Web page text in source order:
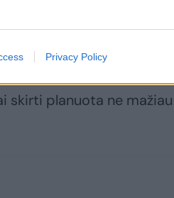
Privacy Policy
premjerės Ingos
– Vyriausybės vadovė
skirti planuota ne mažiau